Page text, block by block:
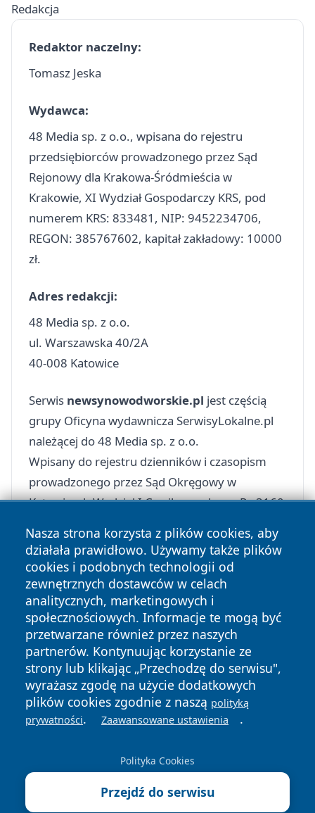
Redakcja
Redaktor naczelny:
Tomasz Jeska
Wydawca:
48 Media sp. z o.o., wpisana do rejestru
przedsiębiorców prowadzonego przez Sąd
Rejonowy dla Krakowa-Śródmieścia w
Krakowie, XI Wydział Gospodarczy KRS, pod
numerem KRS: 833481, NIP: 9452234706,
REGON: 385767602, kapitał zakładowy: 10000
zł.
Adres redakcji:
48 Media sp. z o.o.
ul. Warszawska 40/2A
40-008 Katowice
Serwis newsynowodworskie.pl jest częścią
grupy Oficyna wydawnicza SerwisyLokalne.pl
należącej do 48 Media sp. z o.o.
Wpisany do rejestru dzienników i czasopism
prowadzonego przez Sąd Okręgowy w
Katowicach Wydział I Cywilny pod poz. Pr. 3160
Nasza strona korzysta z plików cookies, aby
działała prawidłowo. Używamy także plików
cookies i podobnych technologii od
zewnętrznych dostawców w celach
analitycznych, marketingowych i
społecznościowych. Informacje te mogą być
przetwarzane również przez naszych
partnerów. Kontynuując korzystanie ze
strony lub klikając „Przechodzę do serwisu",
wyrażasz zgodę na użycie dodatkowych
plików cookies zgodnie z naszą polityką
prywatności. Zaawansowane ustawienia .
Polityka Cookies
Przejdź do serwisu
Copyright © 2026 newsynowodworskie.pl Wszystkie prawa
zastrzeżone.
News Autorzy
Polityka
Prywatności
Polityka
Cookies